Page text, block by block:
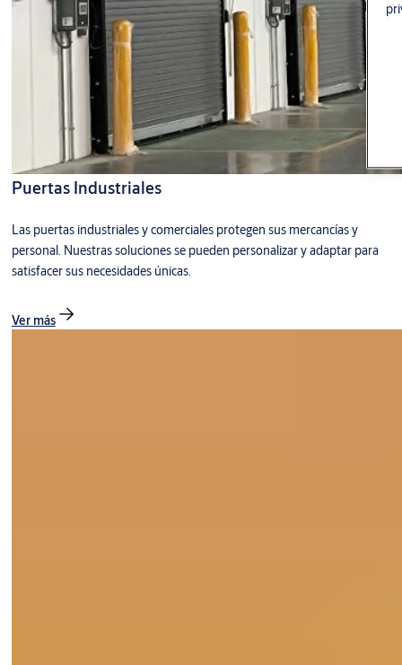
Puertas Industriales
Las puertas industriales y comerciales protegen sus mercancías y
personal. Nuestras soluciones se pueden personalizar y adaptar para
satisfacer sus necesidades únicas.
Ver más